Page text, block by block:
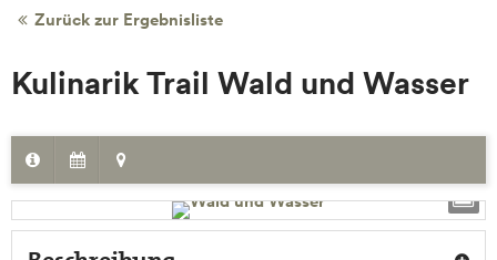
Zurück zur Ergebnisliste
Kulinarik Trail Wald und Wasser